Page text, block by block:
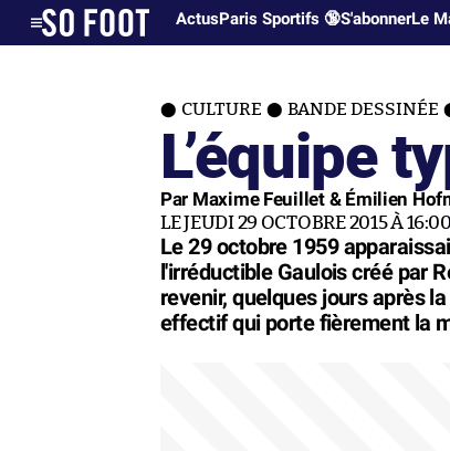
ActusParis Sportifs 🔞S'abonnerLe
CULTURE BANDE DESSINÉE
L’équipe
Par Maxime Feuillet & Émilien
LE JEUDI 29 OCTOBRE 2015 À 16:00
Le 29 octobre 1959
l'irréductible Gaulois créé par
revenir, quelques jours après
effectif qui porte fièrement la